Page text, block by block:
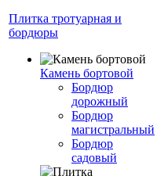
Плитка тротуарная и
бордюры
Камень бортовой
Бордюр
дорожный
Бордюр
магистральный
Бордюр
садовый